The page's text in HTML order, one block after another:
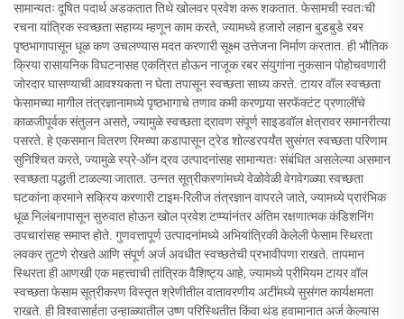
सामान्यतः दूषित पदार्थ अडकतात तिथे खोलवर प्रवेश करू शकतात. फेसामची स्वतःची
रचना यांत्रिक स्वच्छता सहाय्य म्हणून काम करते, ज्यामध्ये हजारो लहान बुडबुडे रबर
पृष्ठभागापासून धूळ कण उचलण्यास मदत करणारी सूक्ष्म उत्तेजना निर्माण करतात. ही भौतिक
क्रिया रासायनिक विघटनासह एकत्रित होऊन नाजूक रबर संयुगांना नुकसान पोहोचवणारी
जोरदार घासण्याची आवश्यकता न घेता तपासून स्वच्छता साध्य करते. टायर वॉल स्वच्छता
फेसामच्या मागील तंत्रज्ञानामध्ये पृष्ठभागाचे तणाव कमी करणार्‍या सरफॅक्टंट प्रणालींचे
काळजीपूर्वक संतुलन असते, ज्यामुळे स्वच्छता द्रावण संपूर्ण साइडवॉल क्षेत्रावर समानरीत्या
पसरते. हे एकसमान वितरण रिमच्या कडापासून ट्रेड शोल्डरपर्यंत सुसंगत स्वच्छता परिणाम
सुनिश्चित करते, ज्यामुळे स्प्रे-ऑन द्रव उत्पादनांसह सामान्यतः संबंधित असलेल्या असमान
स्वच्छता पद्धती टाळल्या जातात. उन्नत सूत्रीकरणांमध्ये वेळोवेळी वेगवेगळ्या स्वच्छता
घटकांना क्रमाने सक्रिय करणारी टाइम-रिलीज तंत्रज्ञान वापरले जाते, ज्यामध्ये प्रारंभिक
धूळ निलंबनापासून सुरुवात होऊन खोल प्रवेश टप्प्यांनंतर अंतिम रक्षणात्मक कंडिशनिंग
उपचारांसह समाप्त होते. गुणवत्तापूर्ण उत्पादनांमध्ये अभियांत्रिकी केलेली फेसाम स्थिरता
लवकर तुटणे रोखते आणि संपूर्ण अर्ज अवधीत स्वच्छतेची प्रभावीपणा राखते. तापमान
स्थिरता ही आणखी एक महत्त्वाची तांत्रिक वैशिष्ट्य आहे, ज्यामध्ये प्रीमियम टायर वॉल
स्वच्छता फेसाम सूत्रीकरण विस्तृत श्रेणीतील वातावरणीय अटींमध्ये सुसंगत कार्यक्षमता
राखते. ही विश्वासार्हता उन्हाळ्यातील उष्ण परिस्थितीत किंवा थंड हवामानात अर्ज केल्यास